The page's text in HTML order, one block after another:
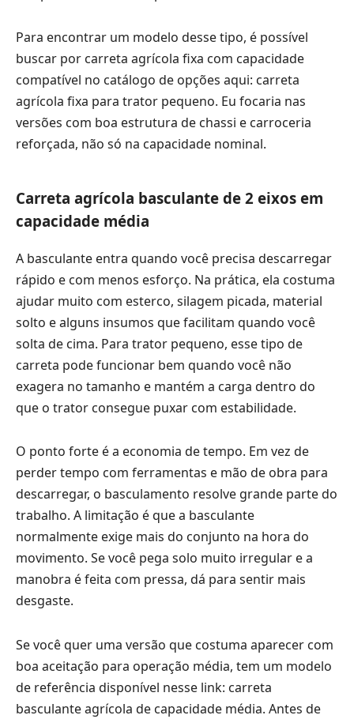
Para encontrar um modelo desse tipo, é possível
buscar por carreta agrícola fixa com capacidade
compatível no catálogo de opções aqui: carreta
agrícola fixa para trator pequeno. Eu focaria nas
versões com boa estrutura de chassi e carroceria
reforçada, não só na capacidade nominal.
Carreta agrícola basculante de 2 eixos em
capacidade média
A basculante entra quando você precisa descarregar
rápido e com menos esforço. Na prática, ela costuma
ajudar muito com esterco, silagem picada, material
solto e alguns insumos que facilitam quando você
solta de cima. Para trator pequeno, esse tipo de
carreta pode funcionar bem quando você não
exagera no tamanho e mantém a carga dentro do
que o trator consegue puxar com estabilidade.
O ponto forte é a economia de tempo. Em vez de
perder tempo com ferramentas e mão de obra para
descarregar, o basculamento resolve grande parte do
trabalho. A limitação é que a basculante
normalmente exige mais do conjunto na hora do
movimento. Se você pega solo muito irregular e a
manobra é feita com pressa, dá para sentir mais
desgaste.
Se você quer uma versão que costuma aparecer com
boa aceitação para operação média, tem um modelo
de referência disponível nesse link: carreta
basculante agrícola de capacidade média. Antes de